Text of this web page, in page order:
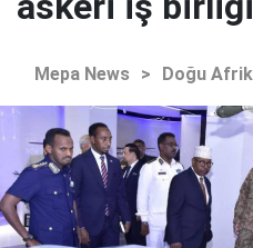
Mepa News > Doğu